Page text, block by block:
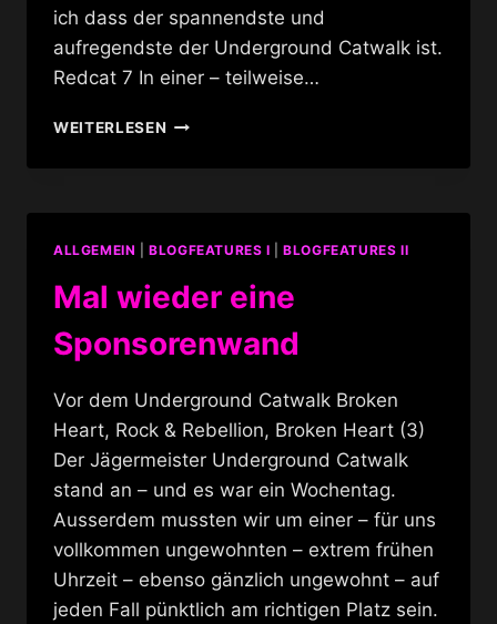
ich dass der spannendste und
aufregendste der Underground Catwalk ist.
Redcat 7 In einer – teilweise…
WEITERLESENBERLIN
–
U-
ALLGEMEIN |BLOGFEATURES I |BLOGFEATURES II
Mal wieder eine
Sponsorenwand
Vor dem Underground Catwalk Broken
Heart, Rock & Rebellion, Broken Heart (3)
Der Jägermeister Underground Catwalk
stand an – und es war ein Wochentag.
Ausserdem mussten wir um einer – für uns
vollkommen ungewohnten – extrem frühen
Uhrzeit – ebenso gänzlich ungewohnt – auf
jeden Fall pünktlich am richtigen Platz sein.